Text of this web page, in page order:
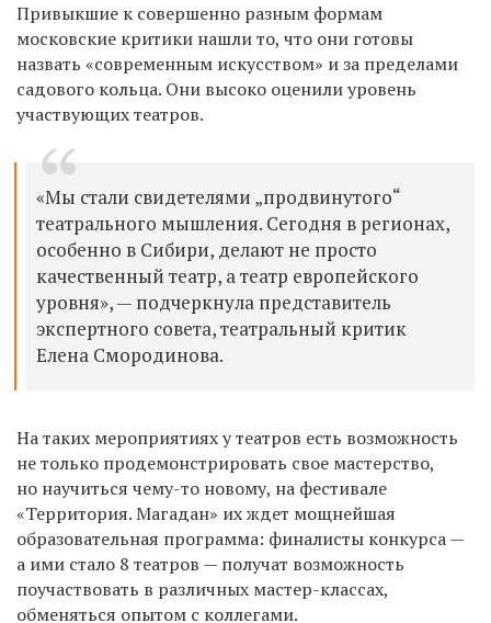
Привыкшие к совершенно разным формам
московские критики нашли то, что они готовы
назвать «современным искусством» и за пределами
садового кольца. Они высоко оценили уровень
участвующих театров.
«Мы стали свидетелями „продвинутого“
театрального мышления. Сегодня в регионах,
особенно в Сибири, делают не просто
качественный театр, а театр европейского
уровня», — подчеркнула представитель
экспертного совета, театральный критик
Елена Смородинова.
На таких мероприятиях у театров есть возможность
не только продемонстрировать свое мастерство,
но научиться чему-то новому, на фестивале
«Территория. Магадан» их ждет мощнейшая
образовательная программа: финалисты конкурса —
а ими стало 8 театров — получат возможность
поучаствовать в различных мастер-классах,
обменяться опытом с коллегами.